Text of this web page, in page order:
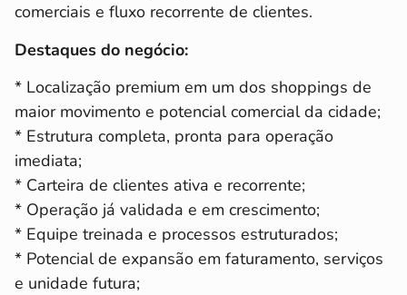
comerciais e fluxo recorrente de clientes.
Destaques do negócio:
* Localização premium em um dos shoppings de
maior movimento e potencial comercial da cidade;
* Estrutura completa, pronta para operação
imediata;
* Carteira de clientes ativa e recorrente;
* Operação já validada e em crescimento;
* Equipe treinada e processos estruturados;
* Potencial de expansão em faturamento, serviços
e unidade futura;